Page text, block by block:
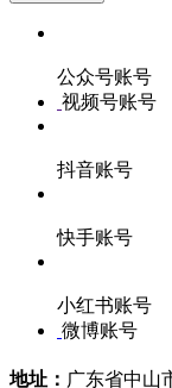
公众号账号
视频号账号
抖音账号
快手账号
小红书账号
微博账号
地址： 广东省中山